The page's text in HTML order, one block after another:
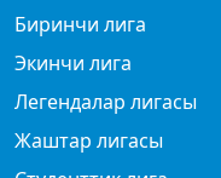
Биринчи лига
Экинчи лига
Легендалар лигасы
Жаштар лигасы